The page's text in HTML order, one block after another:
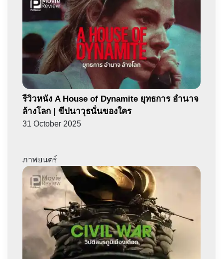
รีวิวหนัง A House of Dynamite ยุทธการ อำนาจ
ล้างโลก | ขีปนาวุธนั่นของใคร
31 October 2025
ภาพยนตร์